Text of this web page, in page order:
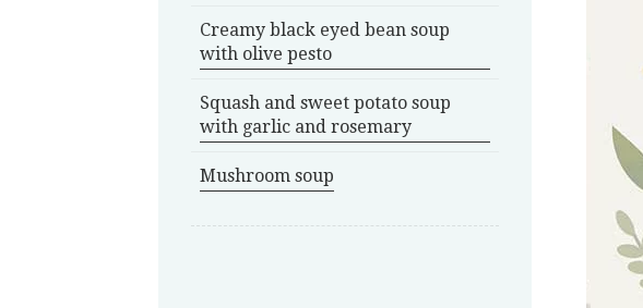
Creamy black eyed bean soup
with olive pesto
Squash and sweet potato soup
with garlic and rosemary
Mushroom soup